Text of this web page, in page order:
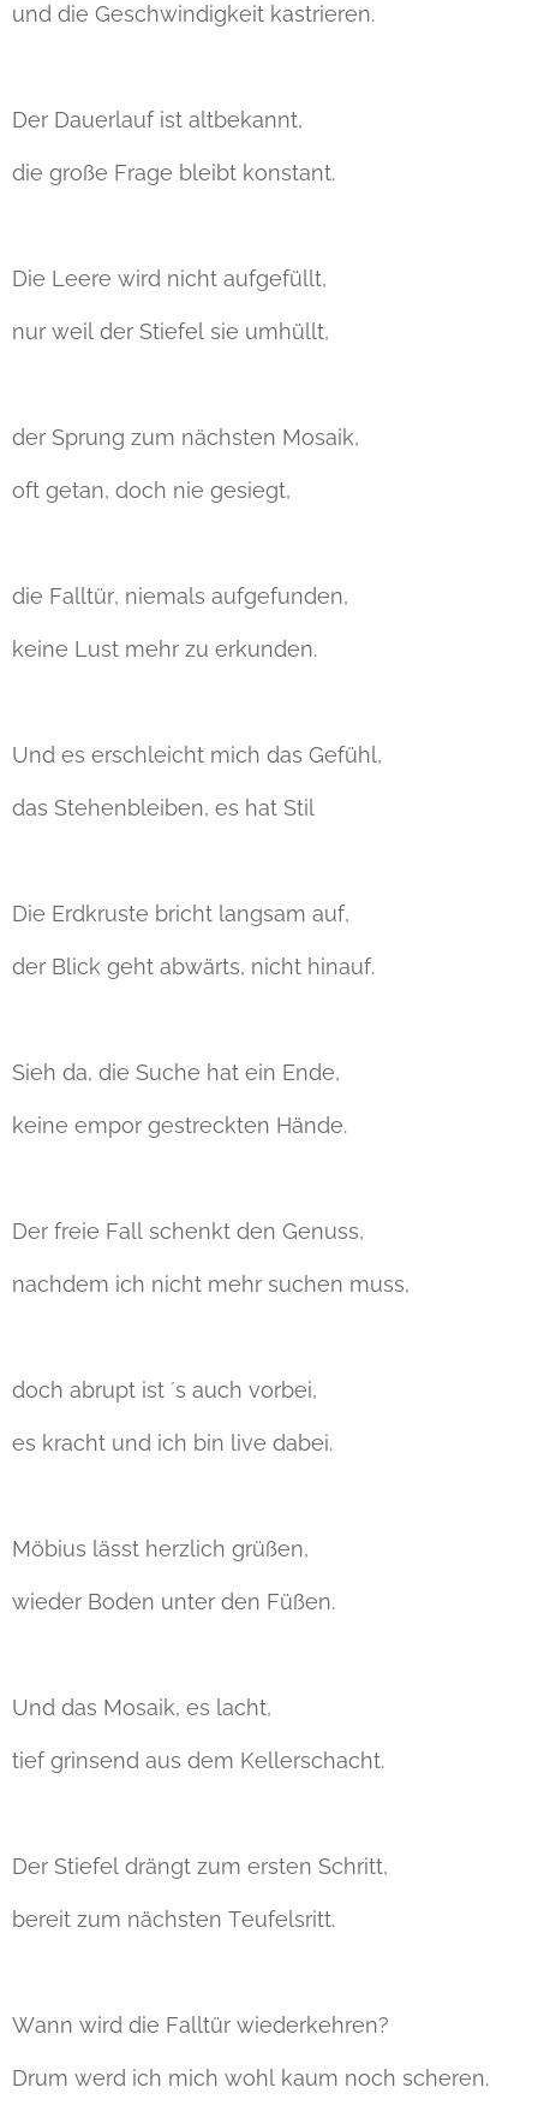
und die Geschwindigkeit kastrieren.
Der Dauerlauf ist altbekannt,
die große Frage bleibt konstant.
Die Leere wird nicht aufgefüllt,
nur weil der Stiefel sie umhüllt,
der Sprung zum nächsten Mosaik,
oft getan, doch nie gesiegt,
die Falltür, niemals aufgefunden,
keine Lust mehr zu erkunden.
Und es erschleicht mich das Gefühl,
das Stehenbleiben, es hat Stil
Die Erdkruste bricht langsam auf,
der Blick geht abwärts, nicht hinauf.
Sieh da, die Suche hat ein Ende,
keine empor gestreckten Hände.
Der freie Fall schenkt den Genuss,
nachdem ich nicht mehr suchen muss,
doch abrupt ist ´s auch vorbei,
es kracht und ich bin live dabei.
Möbius lässt herzlich grüßen,
wieder Boden unter den Füßen.
Und das Mosaik, es lacht,
tief grinsend aus dem Kellerschacht.
Der Stiefel drängt zum ersten Schritt,
bereit zum nächsten Teufelsritt.
Wann wird die Falltür wiederkehren?
Drum werd ich mich wohl kaum noch scheren.